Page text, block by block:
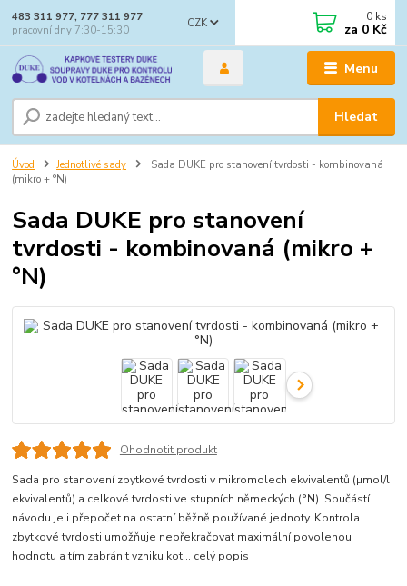
Menu
CZK
Hledat
483 311 977, 777 311 977
pracovní dny 7:30-15:30
0 ks
za 0 Kč
Úvod Jednotlivé sady
Sada DUKE pro stanovení tvrdosti - kombinovaná
(mikro + °N)
Sada DUKE pro stanovení
tvrdosti - kombinovaná (mikro +
°N)
Ohodnotit produkt
Sada pro stanovení zbytkové tvrdosti v mikromolech ekvivalentů (µmol/l
ekvivalentů) a celkové tvrdosti ve stupních německých (°N). Součástí
návodu je i přepočet na ostatní běžně používané jednoty. Kontrola
zbytkové tvrdosti umožňuje nepřekračovat maximální povolenou
hodnotu a tím zabránit vzniku kot... celý popis